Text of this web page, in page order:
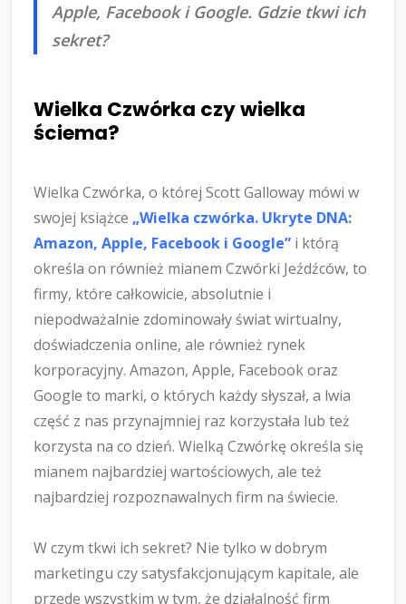
Apple, Facebook i Google. Gdzie tkwi ich
sekret?
Wielka Czwórka czy wielka
ściema?
Wielka Czwórka, o której Scott Galloway mówi w
swojej książce „Wielka czwórka. Ukryte DNA:
Amazon, Apple, Facebook i Google” i którą
określa on również mianem Czwórki Jeźdźców, to
firmy, które całkowicie, absolutnie i
niepodważalnie zdominowały świat wirtualny,
doświadczenia online, ale również rynek
korporacyjny. Amazon, Apple, Facebook oraz
Google to marki, o których każdy słyszał, a lwia
część z nas przynajmniej raz korzystała lub też
korzysta na co dzień. Wielką Czwórkę określa się
mianem najbardziej wartościowych, ale też
najbardziej rozpoznawalnych firm na świecie.
W czym tkwi ich sekret? Nie tylko w dobrym
marketingu czy satysfakcjonującym kapitale, ale
przede wszystkim w tym, że działalność firm